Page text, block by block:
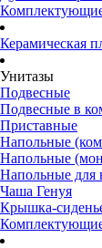
Керамическая
Унитазы
Подвесные
Подвесные в
Приставные
Напольные
Напольные
Напольные для
Чаша Генуя
Крышка-